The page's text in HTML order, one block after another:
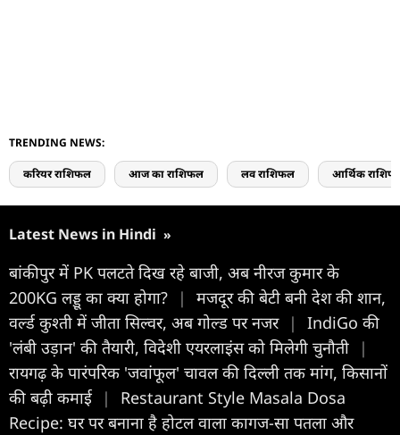
TRENDING NEWS:
करियर राशिफल आज का राशिफल लव राशिफल आर्थिक
Latest News in Hindi »
बांकीपुर में PK पलटते दिख रहे बाजी, अब नीरज कुमार के
200KG लड्डू का क्या होगा?
|
मजदूर की बेटी बनी देश की शान,
वर्ल्ड कुश्ती में जीता सिल्वर, अब गोल्ड पर नजर |
IndiGo की
'लंबी उड़ान' की तैयारी, विदेशी एयरलाइंस को मिलेगी चुनौती
|
रायगढ़ के पारंपरिक 'जवांफूल' चावल की दिल्ली तक मांग, किसानों
की बढ़ी कमाई
|
Restaurant Style Masala Dosa
Recipe: घर पर बनाना है होटल वाला कागज-सा पतला और